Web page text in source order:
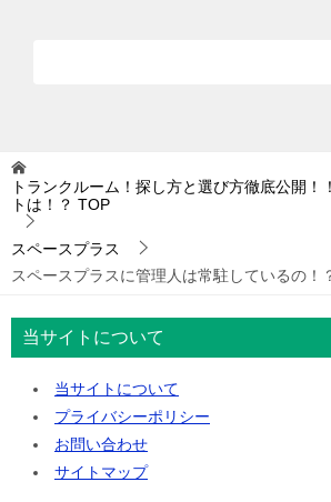
トランクルーム！探し方と選び方徹底公開！
トは！？ TOP
スペースプラス
スペースプラスに管理人は常駐しているの！
当サイトについて
当サイトについて
プライバシーポリシー
お問い合わせ
サイトマップ